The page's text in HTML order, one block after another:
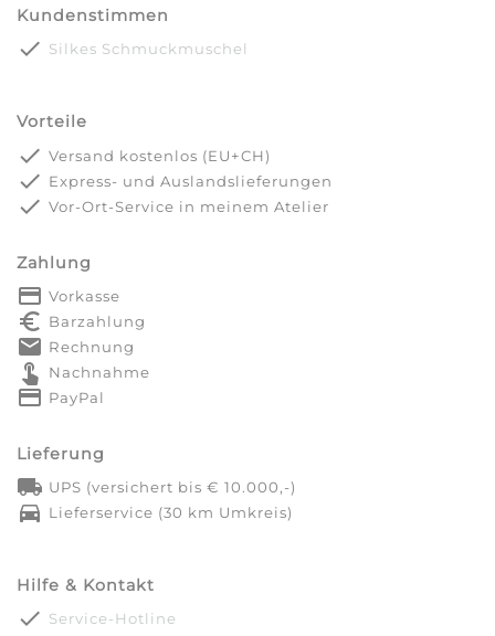
Kundenstimmen
done Silkes Schmuckmuschel
Vorteile
done Versand kostenlos (EU+CH)
done Express- und Auslandslieferungen
done Vor-Ort-Service in meinem Atelier
Zahlung
payment Vorkasse
euro_symbol Barzahlung
markunread Rechnung
touch_app Nachnahme
credit_card PayPal
Lieferung
local_shipping UPS (versichert bis € 10.000,-)
directions_car Lieferservice (30 km Umkreis)
Hilfe & Kontakt
done Service-Hotline